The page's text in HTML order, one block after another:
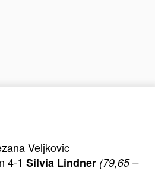
Veljkovic
4-1 Silvia Lindner (79,65 –